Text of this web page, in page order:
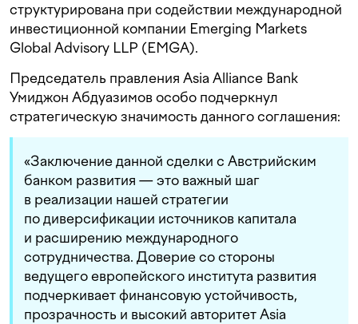
структурирована при содействии международной
инвестиционной компании Emerging Markets
Global Advisory LLP (EMGA).
Председатель правления Asia Alliance Bank
Умиджон Абдуазимов особо подчеркнул
стратегическую значимость данного соглашения:
«Заключение данной сделки с Австрийским
банком развития — это важный шаг
в реализации нашей стратегии
по диверсификации источников капитала
и расширению международного
сотрудничества. Доверие со стороны
ведущего европейского института развития
подчеркивает финансовую устойчивость,
прозрачность и высокий авторитет Asia